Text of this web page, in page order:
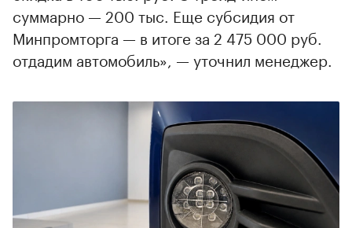
суммарно — 200 тыс. Еще субсидия от
Минпромторга — в итоге за 2 475 000 руб.
отдадим автомобиль», — уточнил менеджер.